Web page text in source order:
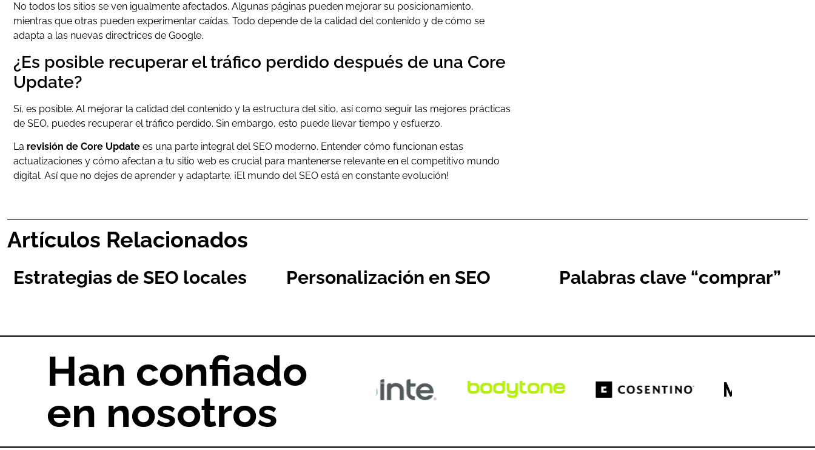
No todos los sitios se ven igualmente afectados. Algunas páginas pueden mejorar su posicionamiento,
mientras que otras pueden experimentar caídas. Todo depende de la calidad del contenido y de cómo se
adapta a las nuevas directrices de Google.
¿Es posible recuperar el tráfico perdido después de una Core
Update?
Sí, es posible. Al mejorar la calidad del contenido y la estructura del sitio, así como seguir las mejores prácticas
de SEO, puedes recuperar el tráfico perdido. Sin embargo, esto puede llevar tiempo y esfuerzo.
La revisión de Core Update es una parte integral del SEO moderno. Entender cómo funcionan estas
actualizaciones y cómo afectan a tu sitio web es crucial para mantenerse relevante en el competitivo mundo
digital. Así que no dejes de aprender y adaptarte. ¡El mundo del SEO está en constante evolución!
Artículos Relacionados
Estrategias de SEO locales Personalización en SEO Palabras clave “comprar”
Han confiado
en nosotros